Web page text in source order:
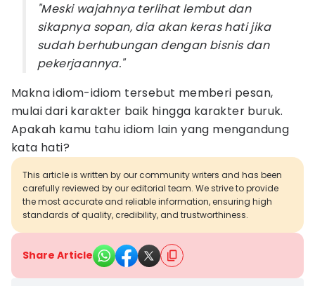
"Meski wajahnya terlihat lembut dan
sikapnya sopan, dia akan keras hati jika
sudah berhubungan dengan bisnis dan
pekerjaannya."
Makna idiom-idiom tersebut memberi pesan,
mulai dari karakter baik hingga karakter buruk.
Apakah kamu tahu idiom lain yang mengandung
kata hati?
This article is written by our community writers and has been
carefully reviewed by our editorial team. We strive to provide
the most accurate and reliable information, ensuring high
standards of quality, credibility, and trustworthiness.
Share Article